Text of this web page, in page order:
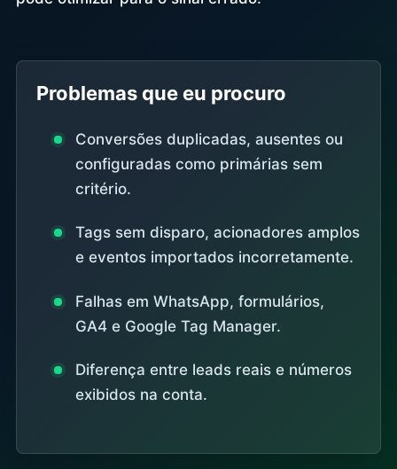
Problemas que eu procuro
Conversões duplicadas, ausentes ou
configuradas como primárias sem
critério.
Tags sem disparo, acionadores amplos
e eventos importados incorretamente.
Falhas em WhatsApp, formulários,
GA4 e Google Tag Manager.
Diferença entre leads reais e números
exibidos na conta.